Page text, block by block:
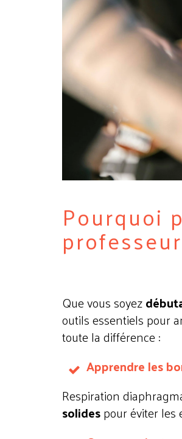
Pourquoi
Que vous soyez
outils essentiels pour
toute la différence :
Apprendre les
Respiration
solidespour éviter les